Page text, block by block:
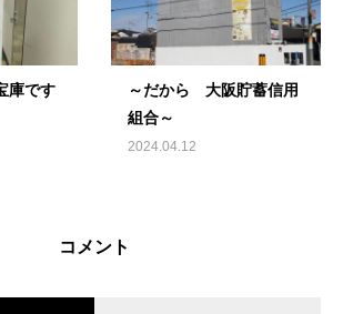
庫です
～だから 大阪貯蓄信用
組合～
2024.04.12
コメント